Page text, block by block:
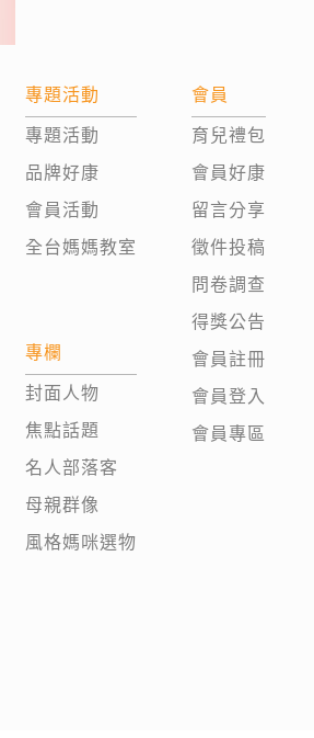
專題活動
專題活動
品牌好康
會員活動
全台媽媽教室
專欄
封面人物
焦點話題
名人部落客
母親群像
風格媽咪選物
會員
育兒禮包
會員好康
留言分享
徵件投稿
問卷調查
得獎公告
會員註冊
會員登入
會員專區